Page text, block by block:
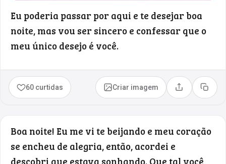
Eu poderia passar por aqui e te desejar boa
noite, mas vou ser sincero e confessar que o
meu único desejo é você.
60 curtidas Criar imagem Compartilhar
Copiar
Boa noite! Eu me vi te beijando e meu coração
se encheu de alegria, então, acordei e
descobri que estava sonhando. Que tal você